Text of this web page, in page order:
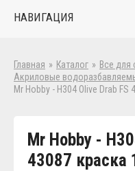
НАВИГАЦИЯ
Главная » Каталог » Все для
Акриловые
Mr Hobby - H304 Olive Drab
Mr Hobby -
43087 краска